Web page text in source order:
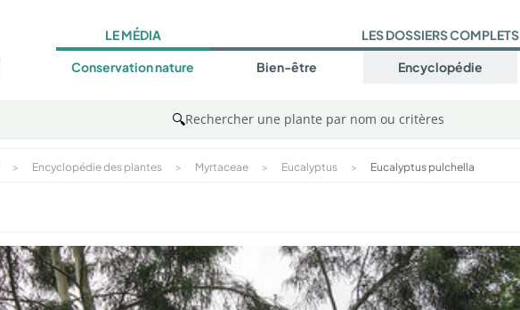
LE MÉDIA
Conservation nature
LES DOSSIERS COMPLETS
Bien-être Encyclopédie
🔍Rechercher une plante par nom ou critères
> Encyclopédie des plantes > Myrtaceae > Eucalyptus > Eucalyptus pulchella